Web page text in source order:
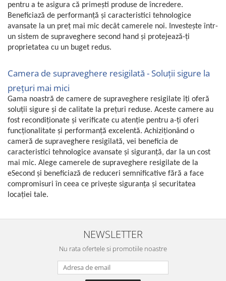
Gaming, Carti & Birotica
Birotica & Papetarie
Console, Jocuri & Accesorii
Ingrijire personala & Cosmetice
Accesorii aparate hair styling
Aparate & Accesorii ingrijire
personala
Aparate cosmetice
Articole Sanatate si Wellness
Consumabile sanitare
Cosmetice si produse ingrijire
personala
Igiena dentara
Jucarii, Copii & Bebe
Hrana bebelusi
pentru a te asigura că primești produse de încredere.
Beneficiază de performanță și caracteristici tehnologice
avansate la un preț mai mic decât camerele noi. Investește într-
un sistem de supraveghere second hand și protejează-ți
proprietatea cu un buget redus.
Camera de supraveghere resigilată - Soluții sigure la
prețuri mai mici
Gama noastră de camere de supraveghere resigilate îți oferă
soluții sigure și de calitate la prețuri reduse. Aceste camere au
fost recondiționate și verificate cu atenție pentru a-ți oferi
funcționalitate și performanță excelentă. Achiziționând o
cameră de supraveghere resigilată, vei beneficia de
caracteristici tehnologice avansate și siguranță, dar la un cost
mai mic. Alege camerele de supraveghere resigilate de la
eSecond și beneficiază de reduceri semnificative fără a face
compromisuri în ceea ce privește siguranța și securitatea
locației tale.
NEWSLETTER
Nu rata ofertele si promotiile noastre